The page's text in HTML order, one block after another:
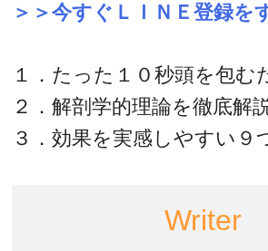
＞＞今すぐＬＩＮＥ登録を
１．たった１０秒頭を包む
２．解剖学的理論を徹底解
３．効果を実感しやすい９
Writer